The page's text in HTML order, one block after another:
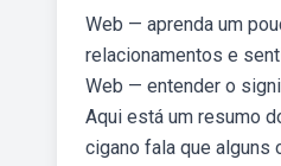
Web — aprenda um
relacionamentos e
Web — entender o
Aqui está um resumo
cigano fala que alguns